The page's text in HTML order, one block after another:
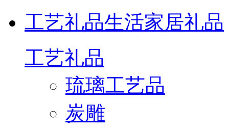
工艺礼品生活家居礼品
工艺礼品
琉璃工艺品
炭雕